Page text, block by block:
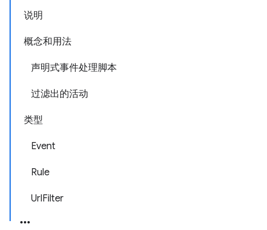
说明
概念和用法
声明式事件处理脚本
过滤出的活动
类型
Event
Rule
UrlFilter